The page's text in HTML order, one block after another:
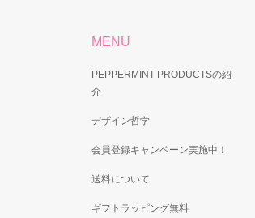
MENU
PEPPERMINT PRODUCTSの紹
介
デザイン哲学
会員登録キャンペーン実施中！
送料について
ギフトラッピング無料